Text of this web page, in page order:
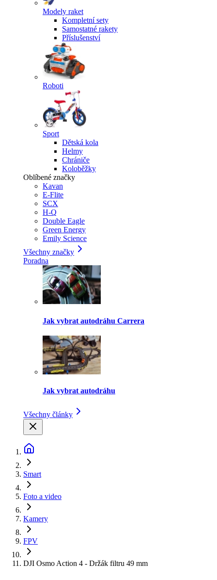
Modely raket
Kompletní sety
Samostatné rakety
Příslušenství
Roboti
Sport
Dětská kola
Helmy
Chrániče
Koloběžky
Oblíbené značky
Kavan
E-Flite
SCX
H-Q
Double Eagle
Green Energy
Emily Science
Všechny značky
Poradna
Jak vybrat autodráhu Carrera
Jak vybrat autodráhu
Všechny články
Smart
Foto a video
Kamery
FPV
DJI Osmo Action 4 - Držák filtru 49 mm